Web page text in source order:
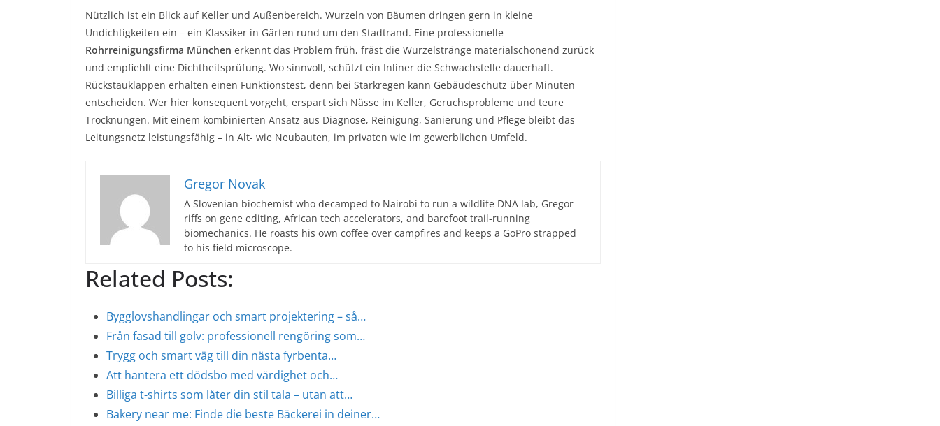
Nützlich ist ein Blick auf Keller und Außenbereich. Wurzeln von Bäumen dringen gern in kleine
Undichtigkeiten ein – ein Klassiker in Gärten rund um den Stadtrand. Eine professionelle
Rohrreinigungsfirma München erkennt das Problem früh, fräst die Wurzelstränge materialschonend zurück
und empfiehlt eine Dichtheitsprüfung. Wo sinnvoll, schützt ein Inliner die Schwachstelle dauerhaft.
Rückstauklappen erhalten einen Funktionstest, denn bei Starkregen kann Gebäudeschutz über Minuten
entscheiden. Wer hier konsequent vorgeht, erspart sich Nässe im Keller, Geruchsprobleme und teure
Trocknungen. Mit einem kombinierten Ansatz aus Diagnose, Reinigung, Sanierung und Pflege bleibt das
Leitungsnetz leistungsfähig – in Alt- wie Neubauten, im privaten wie im gewerblichen Umfeld.
Gregor Novak
A Slovenian biochemist who decamped to Nairobi to run a wildlife DNA lab, Gregor
riffs on gene editing, African tech accelerators, and barefoot trail-running
biomechanics. He roasts his own coffee over campfires and keeps a GoPro strapped
to his field microscope.
Related Posts:
Bygglovshandlingar och smart projektering – så…
Från fasad till golv: professionell rengöring som…
Trygg och smart väg till din nästa fyrbenta…
Att hantera ett dödsbo med värdighet och…
Billiga t-shirts som låter din stil tala – utan att…
Bakery near me: Finde die beste Bäckerei in deiner…